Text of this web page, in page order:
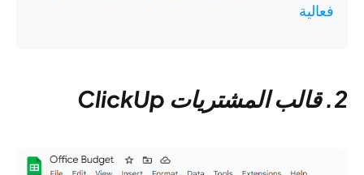
فعالية
2. قالب المشتريات ClickUp